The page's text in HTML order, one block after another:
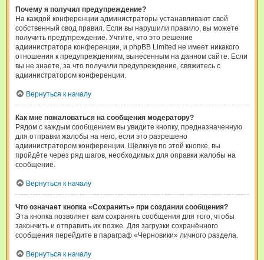
Почему я получил предупреждение?
На каждой конференции администраторы устанавливают свой
собственный свод правил. Если вы нарушили правило, вы можете
получить предупреждение. Учтите, что это решение
администратора конференции, и phpBB Limited не имеет никакого
отношения к предупреждениям, вынесенным на данном сайте. Если
вы не знаете, за что получили предупреждение, свяжитесь с
администратором конференции.
Вернуться к началу
Как мне пожаловаться на сообщения модератору?
Рядом с каждым сообщением вы увидите кнопку, предназначенную
для отправки жалобы на него, если это разрешено
администратором конференции. Щёлкнув по этой кнопке, вы
пройдёте через ряд шагов, необходимых для оправки жалобы на
сообщение.
Вернуться к началу
Что означает кнопка «Сохранить» при создании сообщения?
Эта кнопка позволяет вам сохранять сообщения для того, чтобы
закончить и отправить их позже. Для загрузки сохранённого
сообщения перейдите в параграф «Черновики» личного раздела.
Вернуться к началу